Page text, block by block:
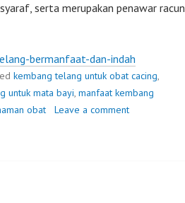
serta merupakan penawar racun
bermanfaat-dan-indah
kembang telang untuk obat cacing,
untuk mata bayi, manfaat kembang
obat Leave a comment